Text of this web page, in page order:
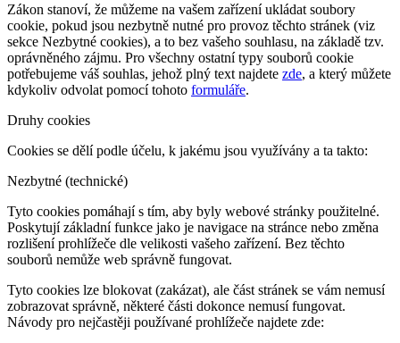
Zákon stanoví, že můžeme na vašem zařízení ukládat soubory
cookie, pokud jsou nezbytně nutné pro provoz těchto stránek (viz
sekce Nezbytné cookies), a to bez vašeho souhlasu, na základě tzv.
oprávněného zájmu. Pro všechny ostatní typy souborů cookie
potřebujeme váš souhlas, jehož plný text najdete zde, a který můžete
kdykoliv odvolat pomocí tohoto formuláře.
Druhy cookies
Cookies se dělí podle účelu, k jakému jsou využívány a ta takto:
Nezbytné (technické)
Tyto cookies pomáhají s tím, aby byly webové stránky použitelné.
Poskytují základní funkce jako je navigace na stránce nebo změna
rozlišení prohlížeče dle velikosti vašeho zařízení. Bez těchto
souborů nemůže web správně fungovat.
Tyto cookies lze blokovat (zakázat), ale část stránek se vám nemusí
zobrazovat správně, některé části dokonce nemusí fungovat.
Návody pro nejčastěji používané prohlížeče najdete zde: